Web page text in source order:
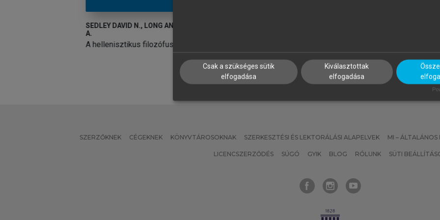
SEDLEY DAVID N., LONG ANTHONY
A.
A hellenisztikus filozófusok
SZERZŐKNEK CÉGEKNEK KÖNYVTÁROSOKNAK SZERKESZTÉSI ÉS LEKTORÁLÁSI ALAPELVEK MI – ÁLTALÁNOS
LICENCSZERZŐDÉS SÚGÓ GYIK BLOG RÓLUNK SÜTI
Csak a szükséges sütik
elfogadása
Kiválasztottak
elfogadása